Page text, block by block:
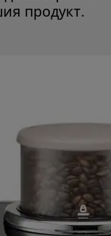
продукт.